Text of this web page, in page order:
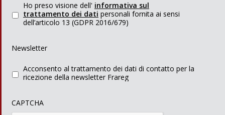
Ho preso visione dell' informativa sul
trattamento dei dati personali fornita ai sensi
dell’articolo 13 (GDPR 2016/679)
Newsletter
Acconsento al trattamento dei dati di contatto per la
ricezione della newsletter Frareg
CAPTCHA